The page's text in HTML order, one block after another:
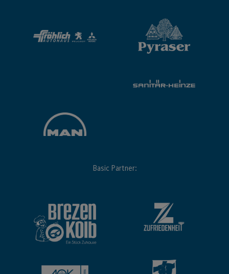
Basic Partner: